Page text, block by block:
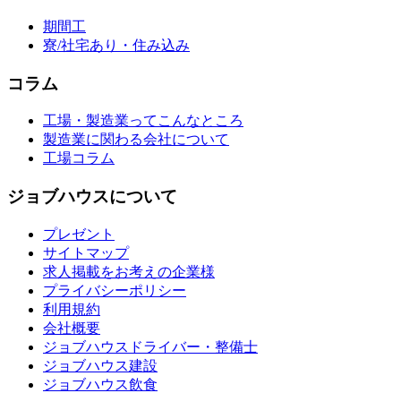
期間工
寮/社宅あり・住み込み
コラム
工場・製造業ってこんなところ
製造業に関わる会社について
工場コラム
ジョブハウスについて
プレゼント
サイトマップ
求人掲載をお考えの企業様
プライバシーポリシー
利用規約
会社概要
ジョブハウスドライバー・整備士
ジョブハウス建設
ジョブハウス飲食